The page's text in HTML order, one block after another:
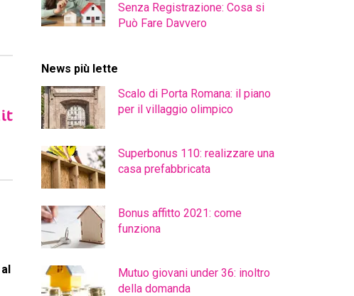
Senza Registrazione: Cosa si
Può Fare Davvero
News più lette
Scalo di Porta Romana: il piano
per il villaggio olimpico
Superbonus 110: realizzare una
casa prefabbricata
Bonus affitto 2021: come
funziona
Mutuo giovani under 36: inoltro
della domanda